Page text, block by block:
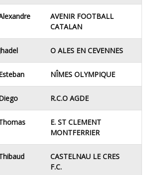
Alexandre
AVENIR FOOTBALL
CATALAN
Jhadel O ALES EN CEVENNES
Esteban NÎMES OLYMPIQUE
Diego R.C.O AGDE
Thomas
E. ST CLEMENT
MONTFERRIER
Thibaud
CASTELNAU LE CRES
F.C.